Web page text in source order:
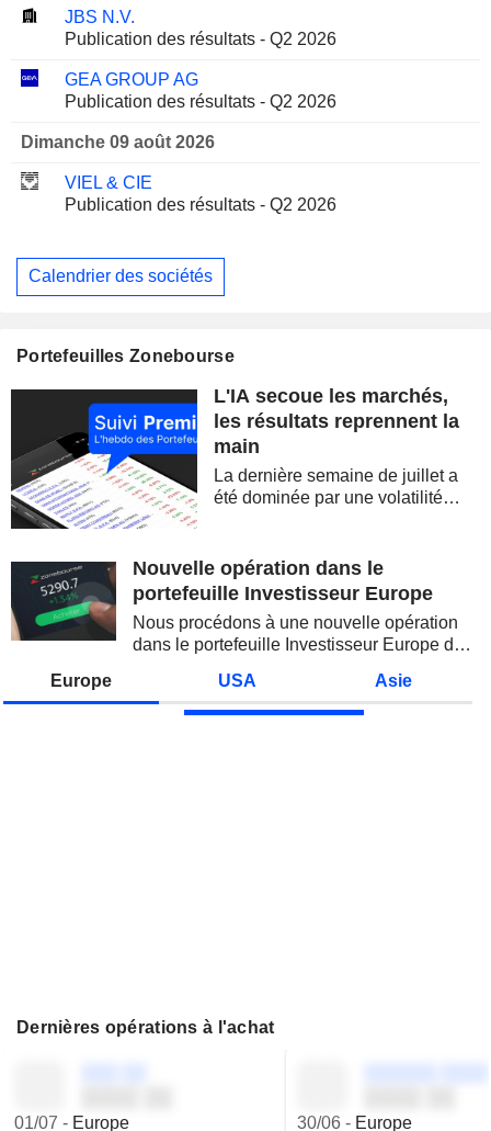
JBS N.V.
Publication des résultats - Q2 2026
GEA GROUP AG
Publication des résultats - Q2 2026
Dimanche 09 août 2026
VIEL & CIE
Publication des résultats - Q2 2026
Calendrier des sociétés
Portefeuilles Zonebourse
L'IA secoue les marchés,
les résultats reprennent la
main
La dernière semaine de juillet a
été dominée par une volatilité
semi-conducteurs. Les
inquiétudes sur la soutenabilité
Nouvelle opération dans le
portefeuille Investisseur Europe
Nous procédons à une nouvelle opération
dans le portefeuille Investisseur Europe de
Europe USA Asie
Dernières opérations à l'achat
01/07 - Europe 30/06- Europe